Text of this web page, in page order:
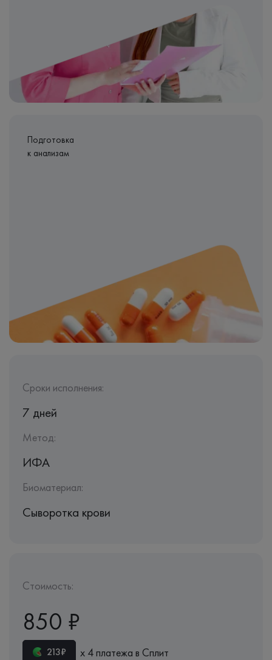
Подготовка
к анализам
Сроки исполнения:
7 дней
Метод:
ИФА
Биоматериал:
Сыворотка крови
Стоимость:
850 ₽
213₽ х 4 платежа в Сплит